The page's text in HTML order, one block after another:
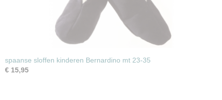
spaanse sloffen kinderen Bernardino mt 23-35
€ 15,95